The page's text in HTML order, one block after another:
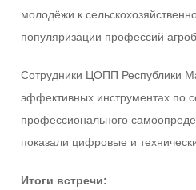
молодёжи к
популяризации профессий
Сотрудники ЦОПП Республики
эффективных инструментах по
профессионального
показали цифровые и
Итоги встречи: